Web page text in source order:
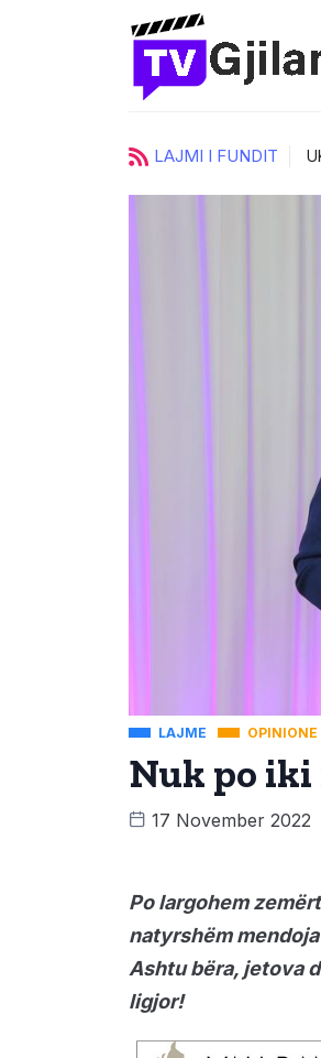
LAJMI I FUNDIT
LAJME OPINIONE
Nuk po
17 November 2022
Po largohem
natyrshëm
Ashtu bëra, jetova
ligjor!